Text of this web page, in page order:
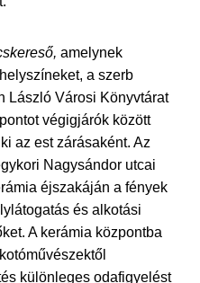
amelynek
a szerb
László Városi Könyvtárat
végigjárók között
az est zárásaként. Az
Nagysándor utcai
éjszakáján a fények
és alkotási
A kerámia központba
különleges odafigyelést